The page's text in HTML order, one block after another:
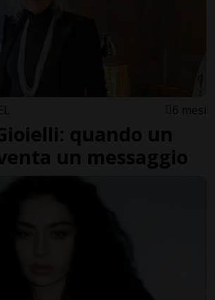
6 mesi
quando un
un messaggio